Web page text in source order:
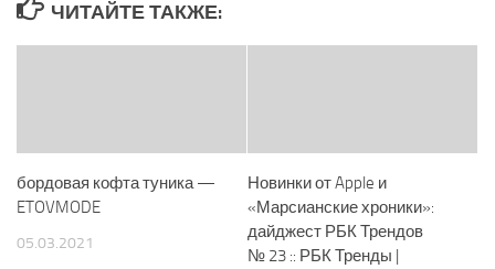
ЧИТАЙТЕ ТАКЖЕ:
бордовая кофта туника —
ETOVMODE
05.03.2021
Новинки от Apple и
«Марсианские хроники»:
дайджест РБК Трендов
№ 23 :: РБК Тренды |